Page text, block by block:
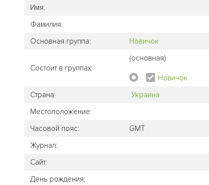
Имя:
Фамилия:
Основная группа:
Новичок
Состоит в группах:
(основная)
Новичок
Страна:
Украина
Местоположение:
Часовой пояс:
GMT
Журнал:
Сайт:
День рождения: